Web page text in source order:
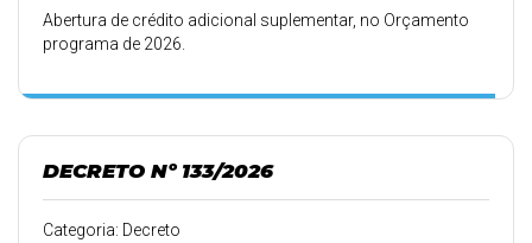
Abertura de crédito adicional suplementar, no Orçamento
programa de 2026.
DECRETO Nº 133/2026
Categoria: Decreto